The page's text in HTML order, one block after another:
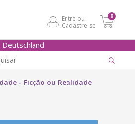
Entre ou
Cadastre-se
0
Deutschland
- Ficção ou Realidade